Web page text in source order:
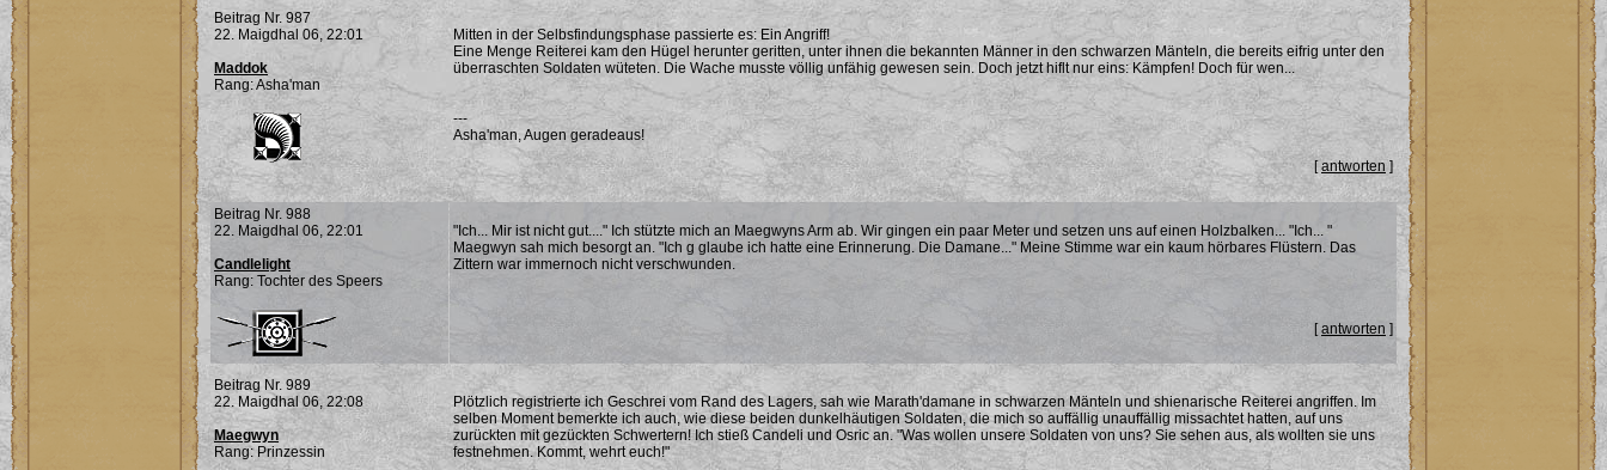
Beitrag Nr. 987
22. Maigdhal 06, 22:01
Maddok
Rang: Asha'man
Mitten in der Selbsfindungsphase passierte es: Ein Angriff!
Eine Menge Reiterei kam den Hügel herunter geritten, unter ihnen die bekannten Männer in den schwarzen Mänteln, die bereits eifrig unter den
überraschten Soldaten wüteten. Die Wache musste völlig unfähig gewesen sein. Doch jetzt hiflt nur eins: Kämpfen! Doch für wen...
---
Asha'man, Augen geradeaus!
[antworten ]
Beitrag Nr. 988
22. Maigdhal 06, 22:01
Candlelight
Rang: Tochter des Speers
"Ich... Mir ist nicht gut...." Ich stützte mich an Maegwyns Arm ab. Wir gingen ein paar Meter und setzen uns auf einen Holzbalken... "Ich... "
Maegwyn sah mich besorgt an. "Ich g glaube ich hatte eine Erinnerung. Die Damane..." Meine Stimme war ein kaum hörbares Flüstern. Das
Zittern war immernoch nicht verschwunden.
[antworten ]
Beitrag Nr. 989
22. Maigdhal 06, 22:08
Maegwyn
Rang: Prinzessin
Plötzlich registrierte ich Geschrei vom Rand des Lagers, sah wie Marath'damane in schwarzen Mänteln und shienarische Reiterei angriffen. Im
selben Moment bemerkte ich auch, wie diese beiden dunkelhäutigen Soldaten, die mich so auffällig unauffällig missachtet hatten, auf uns
zurückten mit gezückten Schwertern! Ich stieß Candeli und Osric an. "Was wollen unsere Soldaten von uns? Sie sehen aus, als wollten sie uns
festnehmen. Kommt, wehrt euch!"